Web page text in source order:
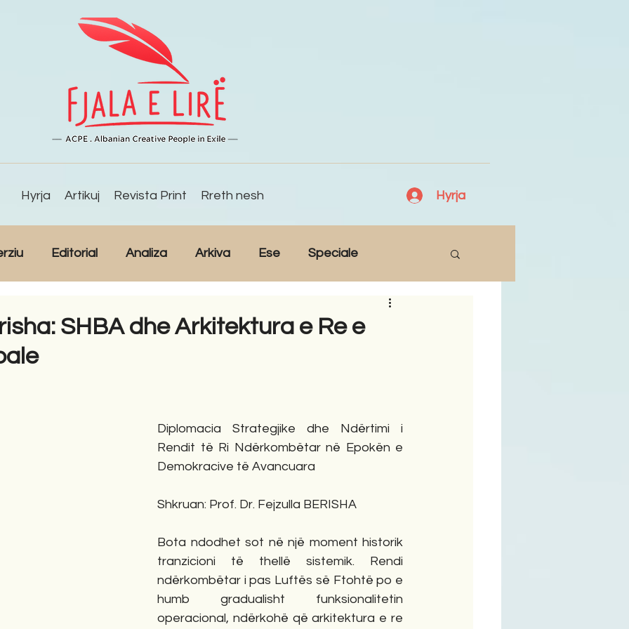
Hyrja Artikuj Revista Print Rreth nesh Hyrja
Editorial Analiza Arkiva Ese Speciale
SHBA dhe Arkitektura e Re e
Diplomacia Strategjike dhe Ndërtimi i
Rendit të Ri Ndërkombëtar në Epokën e
Demokracive të Avancuara
Shkruan: Prof. Dr. Fejzulla BERISHA
Bota ndodhet sot në një moment historik
tranzicioni të thellë sistemik. Rendi
ndërkombëtar i pas Luftës së Ftohtë po e
humb gradualisht funksionalitetin
operacional, ndërkohë që arkitektura e re